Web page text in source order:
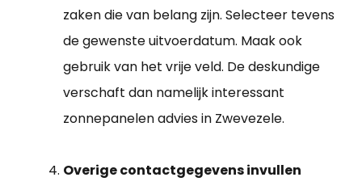
zaken die van belang zijn. Selecteer tevens
de gewenste uitvoerdatum. Maak ook
gebruik van het vrije veld. De deskundige
verschaft dan namelijk interessant
zonnepanelen advies in Zwevezele.
Overige contactgegevens invullen